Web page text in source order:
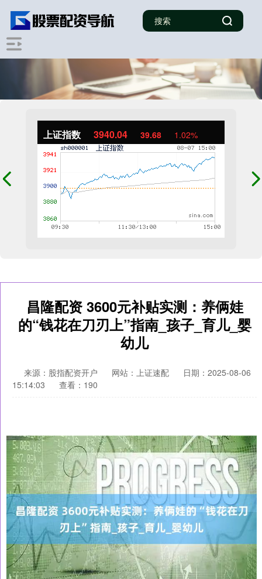
上证指数 3940.04 39.68 1.02%
昌隆配资 3600元补贴实测：养俩娃
的“钱花在刀刃上”指南_孩子_育儿_婴
幼儿
来源：股指配资开户 网站：上证速配
日期：2025-08-06
15:14:03
查看：190